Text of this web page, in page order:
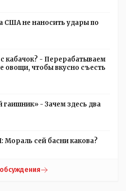
США не наносить удары по
кабачок? - Перерабатываем
овощи, чтобы вкусно съесть
- Зачем здесь два
сей басни какова?